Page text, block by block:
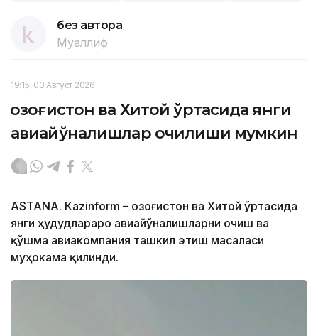
без автора
Муаллиф
19:15, 03 Август 2026
Қозоғистон ва Хитой ўртасида янги
авиайўналишлар очилиши мумкин
ASTANА. Кazinform – Қозоғистон ва Хитой ўртасида
янги ҳудудлараро авиайўналишларни очиш ва
қўшма авиакомпания ташкил этиш масаласи
муҳокама қилинди.